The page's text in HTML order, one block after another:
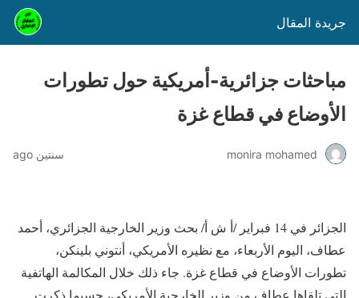
جريدة المقال
مباحثات جزائرية-أمريكية حول تطورات
الأوضاع في قطاع غزة
monira mohamed سنتين ago
الجزائر في 14 فبراير /أ ش أ/ بحث وزير الخارجية الجزائري، أحمد
عطاف، اليوم الأربعاء، مع نظيره الأمريكي، أنتوني بلينكن،
تطورات الأوضاع في قطاع غزة. جاء ذلك خلال المكالمة الهاتفية
التي تلقاها عطاف من وزير الخارجية الأمريكي، حسبما ذكرت